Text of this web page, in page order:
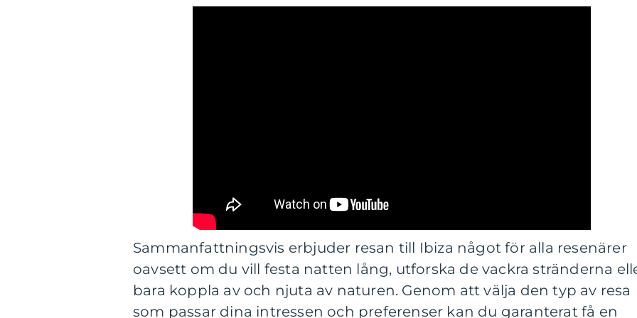
Sammanfattningsvis erbjuder resan till Ibiza något för alla resenärer
oavsett om du vill festa natten lång, utforska de vackra stränderna
bara koppla av och njuta av naturen. Genom att välja den typ av resa
som passar dina intressen och preferenser kan du garanterat få en